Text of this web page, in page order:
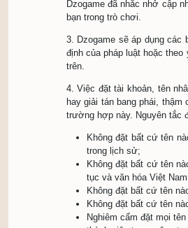
2. Sử dụng
nhiệm về
nhận và hỗ
IV. Thu
1. Theo quy
bạn cần
Địa chỉ
Họ và
Giới